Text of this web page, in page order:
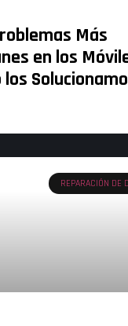
Más
en los
los
REPARACIÓN DE